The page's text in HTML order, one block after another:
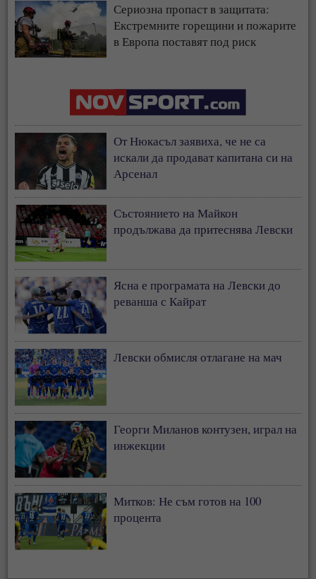
Сериозна пропаст в защитата:
Екстремните горещини и пожарите
в Европа поставят под риск
От Нюкасъл заявиха, че не са
искали да продават капитана си на
Арсенал
Състоянието на Майкон
продължава да притеснява Левски
Ясна е програмата на Левски до
реванша с Кайрат
Левски обмисля отлагане на мач
Георги Миланов контузен, играл на
инжекции
Митков: Не съм готов на 100
процента